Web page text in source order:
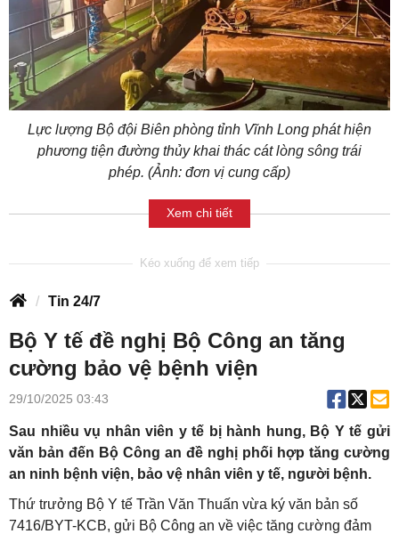
Lực lượng Bộ đội Biên phòng tỉnh Vĩnh Long phát hiện
phương tiện đường thủy khai thác cát lòng sông trái
phép. (Ảnh: đơn vị cung cấp)
Xem chi tiết
Tin 24/7
Bộ Y tế đề nghị Bộ Công an tăng
cường bảo vệ bệnh viện
29/10/2025 03:43
Sau nhiều vụ nhân viên y tế bị hành hung, Bộ Y tế gửi
văn bản đến Bộ Công an đề nghị phối hợp tăng cường
an ninh bệnh viện, bảo vệ nhân viên y tế, người bệnh.
Thứ trưởng Bộ Y tế Trần Văn Thuấn vừa ký văn bản số
7416/BYT-KCB, gửi Bộ Công an về việc tăng cường đảm